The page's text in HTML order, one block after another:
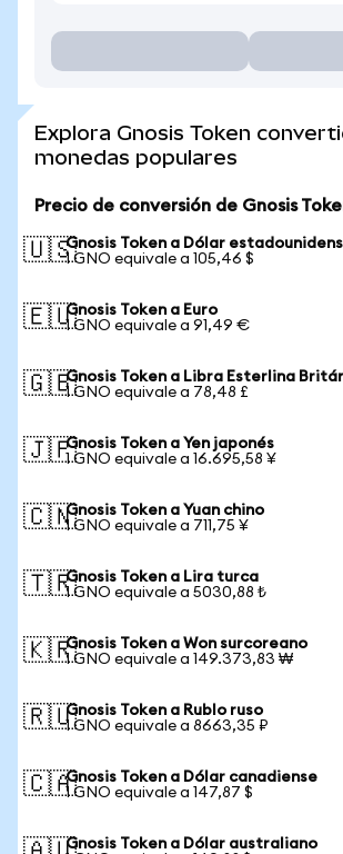
Explora Gnosis Token
monedas populares
Precio de conversión de Gnosis
🇺🇸Gnosis Token a Dólar
1 GNO equivale a 105,46 $
🇪🇺Gnosis Token a Euro
1 GNO equivale a 91,49 €
🇬🇧Gnosis Token a Libra Esterlina
1 GNO equivale a 78,48 £
🇯🇵Gnosis Token a Yen japonés
1 GNO equivale a 16.695,58 ¥
🇨🇳Gnosis Token a Yuan chino
1 GNO equivale a 711,75 ¥
🇹🇷Gnosis Token a Lira turca
1 GNO equivale a 5030,88 ₺
🇰🇷Gnosis Token a Won surcoreano
1 GNO equivale a 149.373,83 ₩
🇷🇺Gnosis Token a Rublo ruso
1 GNO equivale a 8663,35 ₽
🇨🇦Gnosis Token a Dólar canadiense
1 GNO equivale a 147,87 $
Gnosis Token a Dólar australiano